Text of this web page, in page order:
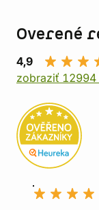
Overené
4,9
zobraziť 12994